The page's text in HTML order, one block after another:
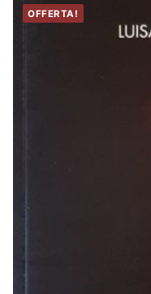
OFFERTA!